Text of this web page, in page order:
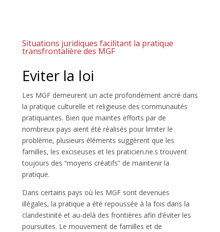
Situations juridiques facilitant la pratique
transfrontalière des MGF
Eviter la loi
Les MGF demeurent un acte profondément ancré dans
la pratique culturelle et religieuse des communautés
pratiquantes. Bien que maintes efforts par de
nombreux pays aient été réalisés pour limiter le
problème, plusieurs éléments suggèrent que les
familles, les exciseuses et les praticien.ne.s trouvent
toujours des “moyens créatifs” de maintenir la
pratique.
Dans certains pays où les MGF sont devenues
illégales, la pratique a été repoussée à la fois dans la
clandestinité et au-delà des frontières afin d’éviter les
poursuites. Le mouvement de familles et de